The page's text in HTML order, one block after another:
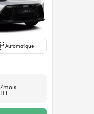
Automatique
/mois
HT